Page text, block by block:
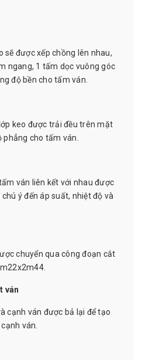
sẽ được xếp chồng lên nhau,
ngang, 1 tấm dọc vuông góc
độ bền cho tấm ván.
keo được trải đều trên mặt
cho tấm ván.
ván liên kết với nhau được
ý đến áp suất, nhiệt độ và
chuyển qua công đoạn cắt
ván
cạnh ván được bả lại để tạo
ván.